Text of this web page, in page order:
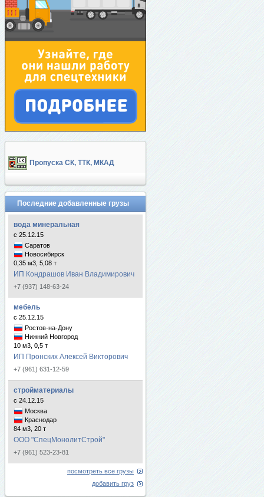
Пропуска СК, ТТК, МКАД
Последние добавленные грузы
вода минеральная
с 25.12.15
Саратов
Новосибирск
0,35 м3, 5,08 т
ИП Кондрашов Иван Владимирович
+7 (937) 148-63-24
мебель
с 25.12.15
Ростов-на-Дону
Нижний Новгород
10 м3, 0,5 т
ИП Пронских Алексей Викторович
+7 (961) 631-12-59
стройматериалы
с 24.12.15
Москва
Краснодар
84 м3, 20 т
ООО "СпецМонолитСтрой"
+7 (961) 523-23-81
посмотреть все грузы
добавить груз